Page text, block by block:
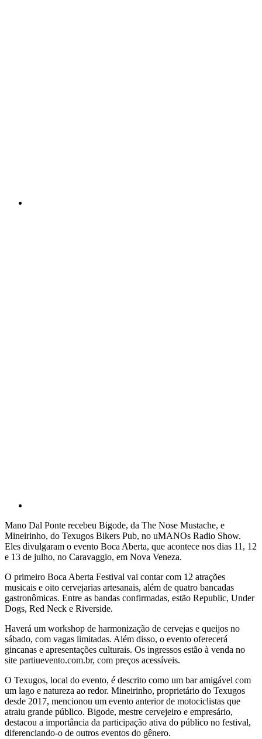
Mano Dal Ponte recebeu Bigode, da The Nose Mustache, e
Mineirinho, do Texugos Bikers Pub, no uMANOs Radio Show.
Eles divulgaram o evento Boca Aberta, que acontece nos dias 11, 12
e 13 de julho, no Caravaggio, em Nova Veneza.
O primeiro Boca Aberta Festival vai contar com 12 atrações
musicais e oito cervejarias artesanais, além de quatro bancadas
gastronômicas. Entre as bandas confirmadas, estão Republic, Under
Dogs, Red Neck e Riverside.
Haverá um workshop de harmonização de cervejas e queijos no
sábado, com vagas limitadas. Além disso, o evento oferecerá
gincanas e apresentações culturais. Os ingressos estão à venda no
site partiuevento.com.br, com preços acessíveis.
O Texugos, local do evento, é descrito como um bar amigável com
um lago e natureza ao redor. Mineirinho, proprietário do Texugos
desde 2017, mencionou um evento anterior de motociclistas que
atraiu grande público. Bigode, mestre cervejeiro e empresário,
destacou a importância da participação ativa do público no festival,
diferenciando-o de outros eventos do gênero.